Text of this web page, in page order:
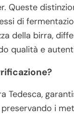
Queste
di
della birra,
qualità e
Tedesca,
i